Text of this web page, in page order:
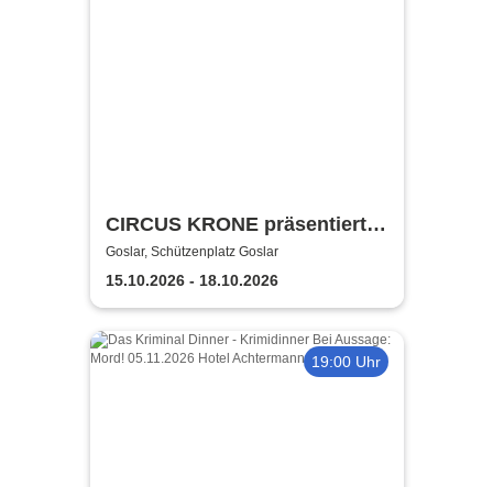
CIRCUS KRONE präsentiert
FARBENSPIEL - Gold Edition
| Goslar
Goslar, Schützenplatz Goslar
15.10.2026 - 18.10.2026
19:00 Uhr